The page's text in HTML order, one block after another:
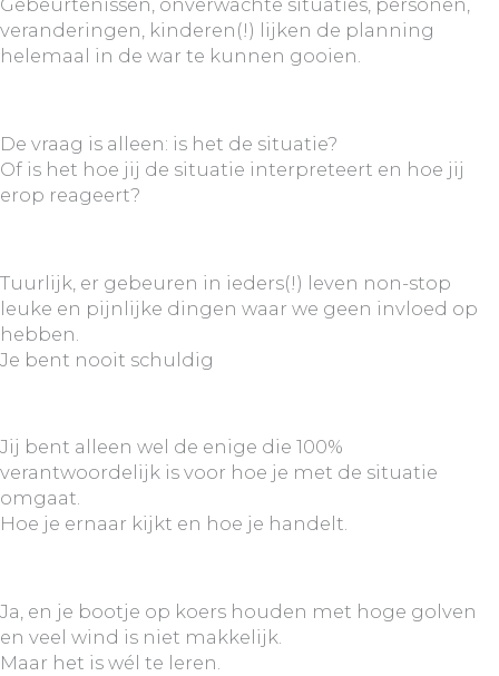
veranderingen, kinderen(!) lijken de planning
helemaal in de war te kunnen gooien.
De vraag is alleen: is het de situatie?
Of is het hoe jij de situatie interpreteert en hoe jij
erop reageert?
Tuurlijk, er gebeuren in ieders(!) leven non-stop
leuke en pijnlijke dingen waar we geen invloed op
hebben.
Je bent nooit schuldig
Jij bent alleen wel de enige die 100%
verantwoordelijk is voor hoe je met de situatie
omgaat.
Hoe je ernaar kijkt en hoe je handelt.
Ja, en je bootje op koers houden met hoge golven
en veel wind is niet makkelijk.
Maar het is wél te leren.